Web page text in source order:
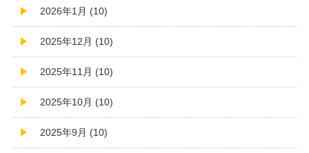
2026年1月 (10)
2025年12月 (10)
2025年11月 (10)
2025年10月 (10)
2025年9月 (10)